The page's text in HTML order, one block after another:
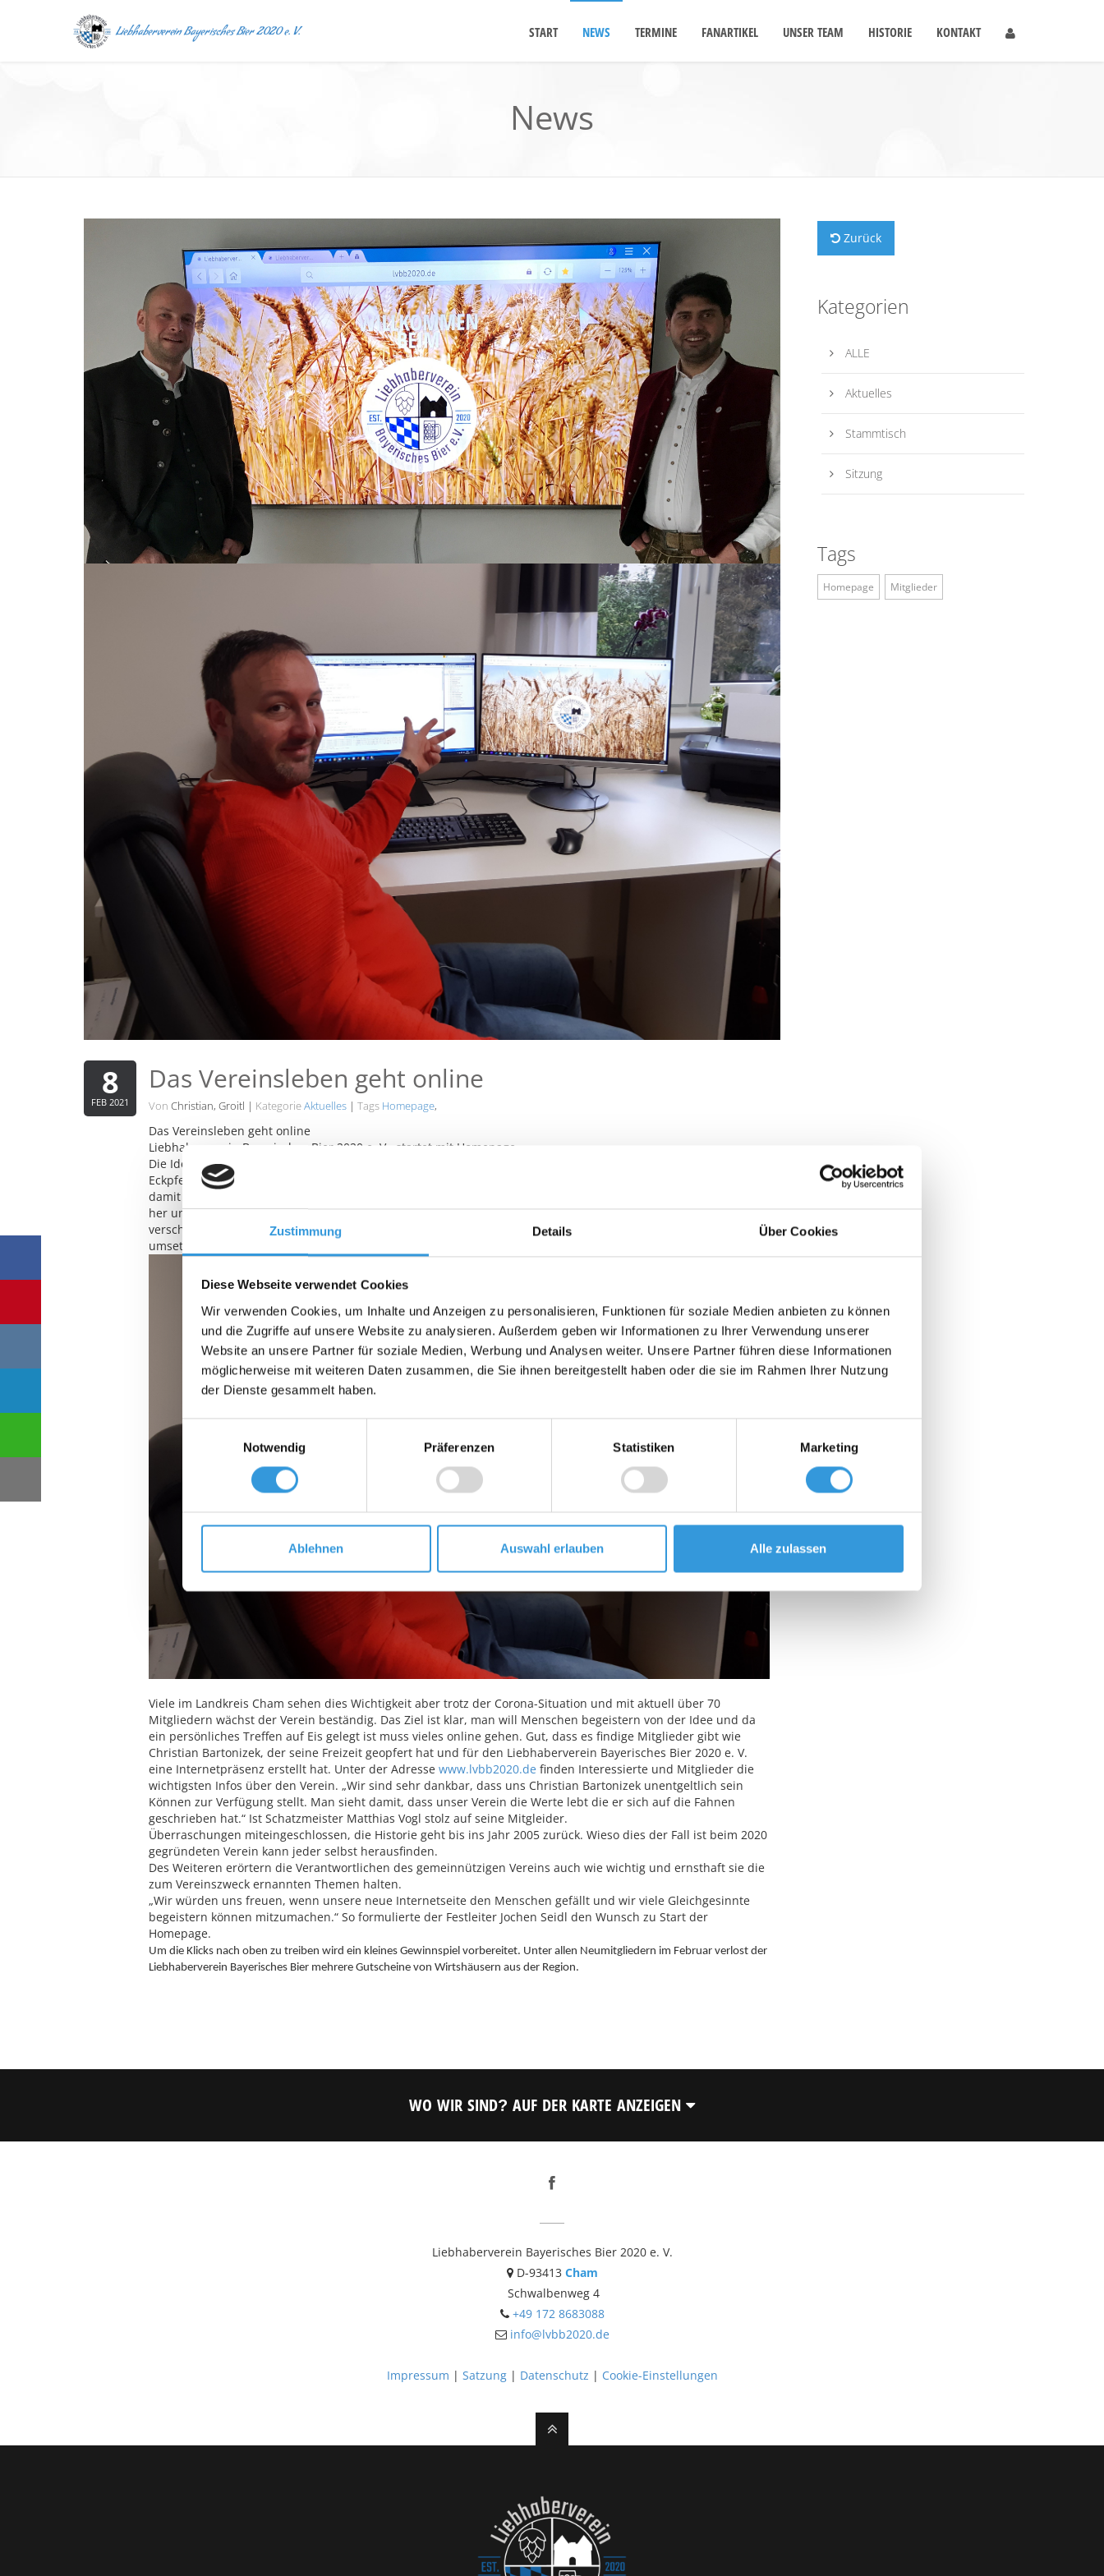
Zustimmung Details Über Cookies
Diese Webseite verwendet Cookies
Wir verwenden Cookies, um Inhalte und Anzeigen zu personalisieren, Funktionen für soziale Medien anbieten zu können
und die Zugriffe auf unsere Website zu analysieren. Außerdem geben wir Informationen zu Ihrer Verwendung unserer
Website an unsere Partner für soziale Medien, Werbung und Analysen weiter. Unsere Partner führen diese Informationen
möglicherweise mit weiteren Daten zusammen, die Sie ihnen bereitgestellt haben oder die sie im Rahmen Ihrer Nutzung
der Dienste gesammelt haben.
Einwilligungsauswahl
Notwendig
Präferenzen Statistiken Marketing
Ablehnen Auswahl erlauben Alle zulassen
Liebhaberverein Bayerisches Bier 2020 e. V. START NEWS TERMINE FANARTIKEL UNSER TEAM HISTORIE KONTAKT
News
8
FEB 2021
Das Vereinsleben geht online
Von Christian, Groitl | KategorieAktuelles | Tags Homepage,
Das Vereinsleben geht online
Liebhaberverein Bayerisches Bier 2020 e. V. startet mit Homepage
Die Idee des noch jungen Vereins ist schnell erklärt. Geselligkeit, Gemütlichkeit und Gemeinsamkeit sind die
Eckpfeiler um die Kultur rund um die bayerische Kultur am Leben zu erhalten. Die Menschen wachrütteln
damit Schätze bewahrt werden, die oftmals unwiederbringlich verloren gehen. Die Gründung ist noch kein Jahr
her und die Ideen der Vorstandschaft um Christian Groitl und Dominik Ertl erstmal wieder in der Schublade
verschwunden. „Aufgehoben ist nicht aufgeschoben, es kommt auch wieder eine Zeit wo wir unsere Ideen
umsetzen können.“ Gibt sich der 2. Vorstand Dominik Ertl kämpferisch.
Viele im Landkreis Cham sehen dies Wichtigkeit aber trotz der Corona-Situation und mit aktuell über 70
Mitgliedern wächst der Verein beständig. Das Ziel ist klar, man will Menschen begeistern von der Idee und da
ein persönliches Treffen auf Eis gelegt ist muss vieles online gehen. Gut, dass es findige Mitglieder gibt wie
Christian Bartonizek, der seine Freizeit geopfert hat und für den Liebhaberverein Bayerisches Bier 2020 e. V.
eine Internetpräsenz erstellt hat. Unter der Adresse www.lvbb2020.de finden Interessierte und Mitglieder die
wichtigsten Infos über den Verein. „Wir sind sehr dankbar, dass uns Christian Bartonizek unentgeltlich sein
Können zur Verfügung stellt. Man sieht damit, dass unser Verein die Werte lebt die er sich auf die Fahnen
geschrieben hat.“ Ist Schatzmeister Matthias Vogl stolz auf seine Mitgleider.
Überraschungen miteingeschlossen, die Historie geht bis ins Jahr 2005 zurück. Wieso dies der Fall ist beim 2020
gegründeten Verein kann jeder selbst herausfinden.
Des Weiteren erörtern die Verantwortlichen des gemeinnützigen Vereins auch wie wichtig und ernsthaft sie die
zum Vereinszweck ernannten Themen halten.
„Wir würden uns freuen, wenn unsere neue Internetseite den Menschen gefällt und wir viele Gleichgesinnte
begeistern können mitzumachen.“ So formulierte der Festleiter Jochen Seidl den Wunsch zu Start der
Homepage.
Um die Klicks nach oben zu treiben wird ein kleines Gewinnspiel vorbereitet. Unter allen Neumitgliedern im Februar verlost der
Liebhaberverein Bayerisches Bier mehrere Gutscheine von Wirtshäusern aus der Region.
Zurück
Kategorien
ALLE
Aktuelles
Stammtisch
Sitzung
Tags
Homepage Mitglieder
WO WIR SIND? AUF DER KARTE ANZEIGEN
Liebhaberverein Bayerisches Bier 2020 e. V.
D-93413 Cham
Schwalbenweg 4
+49 172 8683088
info@lvbb2020.de
Impressum | Satzung| Datenschutz | Cookie-Einstellungen